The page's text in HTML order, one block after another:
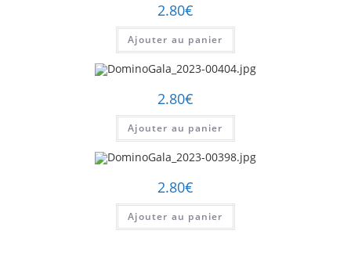
2.80€
Ajouter au panier
2.80€
Ajouter au panier
2.80€
Ajouter au panier